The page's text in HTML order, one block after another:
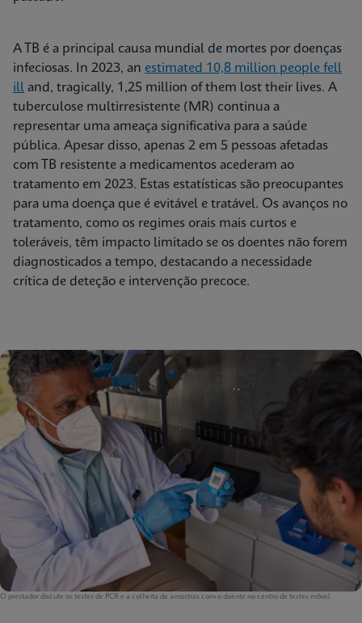
A TB é a principal causa mundial de mortes por doenças
infeciosas. In 2023, an estimated 10,8 million people fell
ill and, tragically, 1,25 million of them lost their lives. A
tuberculose multirresistente (MR) continua a
representar uma ameaça significativa para a saúde
pública. Apesar disso, apenas 2 em 5 pessoas afetadas
com TB resistente a medicamentos acederam ao
tratamento em 2023. Estas estatísticas são preocupantes
para uma doença que é evitável e tratável. Os avanços no
tratamento, como os regimes orais mais curtos e
toleráveis, têm impacto limitado se os doentes não forem
diagnosticados a tempo, destacando a necessidade
crítica de deteção e intervenção precoce.
O prestador discute os testes de PCR e a colheita de amostras com o doente no centro de testes móvel